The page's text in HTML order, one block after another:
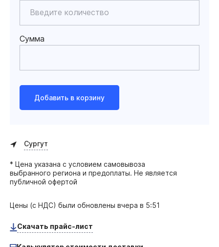
Сумма
Добавить в корзину
Сургут
* Цена указана с условием самовывоза
выбранного региона и предоплаты. Не является
публичной офертой
Цены (с НДС) были обновлены вчера в 5:51
Скачать прайс-лист